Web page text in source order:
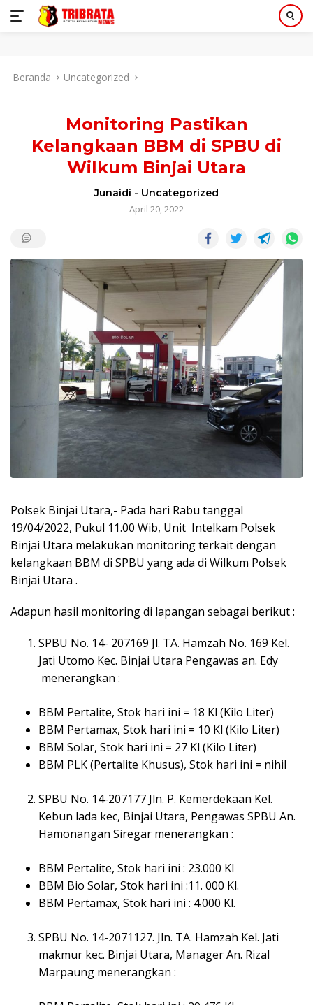
Beranda Uncategorized
Monitoring Pastikan
Kelangkaan BBM di SPBU di
Wilkum Binjai Utara
Junaidi - Uncategorized
April 20, 2022
Polsek Binjai Utara,- Pada hari Rabu tanggal
19/04/2022, Pukul 11.00 Wib, Unit Intelkam Polsek
Binjai Utara melakukan monitoring terkait dengan
kelangkaan BBM di SPBU yang ada di Wilkum Polsek
Binjai Utara .
Adapun hasil monitoring di lapangan sebagai berikut :
SPBU No. 14- 207169 Jl. TA. Hamzah No. 169 Kel.
Jati Utomo Kec. Binjai Utara Pengawas an. Edy
menerangkan :
BBM Pertalite, Stok hari ini = 18 Kl (Kilo Liter)
BBM Pertamax, Stok hari ini = 10 Kl (Kilo Liter)
BBM Solar, Stok hari ini = 27 Kl (Kilo Liter)
BBM PLK (Pertalite Khusus), Stok hari ini = nihil
SPBU No. 14-207177 Jln. P. Kemerdekaan Kel.
Kebun lada kec, Binjai Utara, Pengawas SPBU An.
Hamonangan Siregar menerangkan :
BBM Pertalite, Stok hari ini : 23.000 Kl
BBM Bio Solar, Stok hari ini :11. 000 Kl.
BBM Pertamax, Stok hari ini : 4.000 Kl.
SPBU No. 14-2071127. Jln. TA. Hamzah Kel. Jati
makmur kec. Binjai Utara, Manager An. Rizal
Marpaung menerangkan :